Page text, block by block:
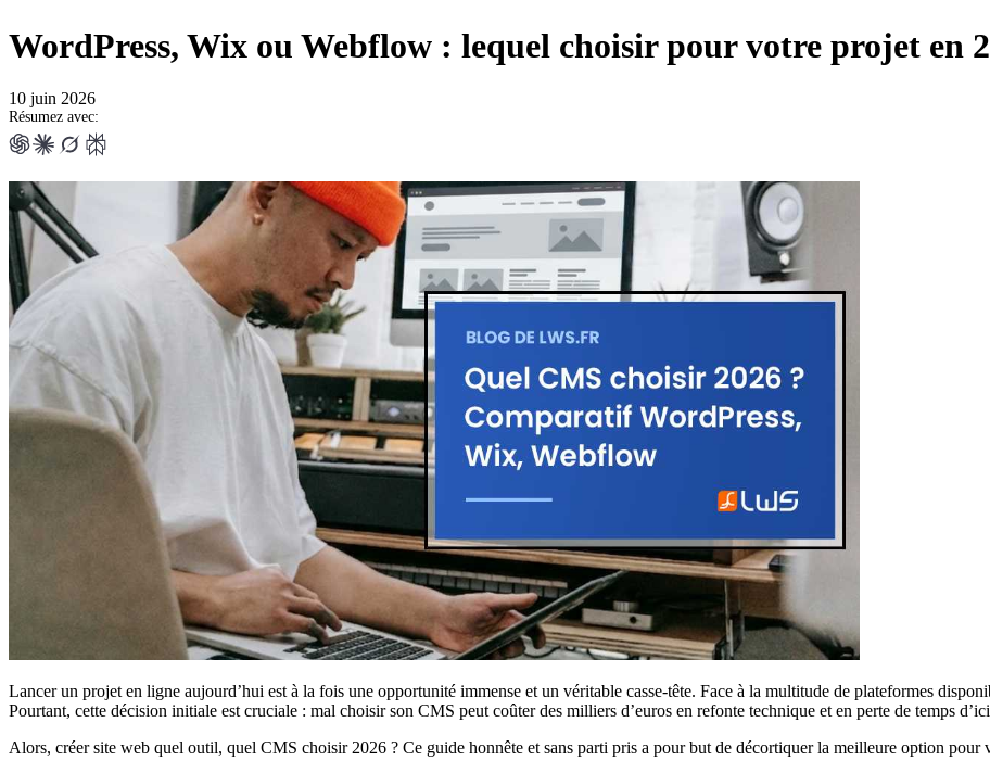
WordPress, Wix ou Webflow : lequel choisir pour votre projet en
10 juin 2026
Résumez avec:
Lancer un projet en ligne aujourd’hui est à la fois une opportunité immense et un véritable casse-tête. Face à la multitude de plateformes
Pourtant, cette décision initiale est cruciale : mal choisir son CMS peut coûter des milliers d’euros en refonte technique et en perte de temps
Alors, créer site web quel outil, quel CMS choisir 2026 ? Ce guide honnête et sans parti pris a pour but de décortiquer la meilleure option pour